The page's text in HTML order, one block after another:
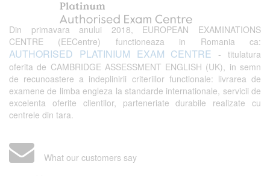
Din primavara anului 2018, EUROPEAN EXAMINATIONS
CENTRE (EECentre) functioneaza in Romania ca:
AUTHORISED PLATINIUM EXAM CENTRE - titulatura
oferita de CAMBRIDGE ASSESSMENT ENGLISH (UK), in semn
de recunoastere a indeplinirii criteriilor functionale: livrarea de
examene de limba engleza la standarde internationale, servicii de
excelenta oferite clientilor, parteneriate durabile realizate cu
centrele din tara.
What our customers say